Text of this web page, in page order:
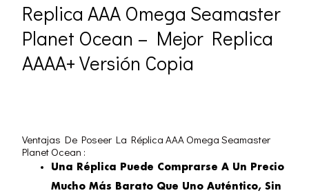
Replica AAA Omega Seamaster
Planet Ocean – Mejor Replica
AAAA+ Versión Copia
Ventajas De Poseer La Réplica AAA Omega Seamaster
Planet Ocean :
Una Réplica Puede Comprarse A Un Precio
Mucho Más Barato Que Uno Auténtico, Sin